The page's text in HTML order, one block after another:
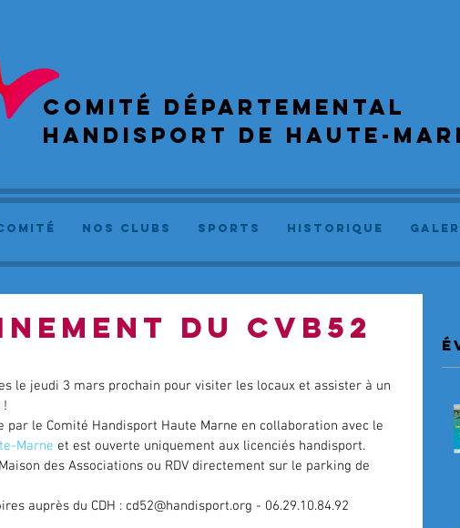
COMIté départemental
handisport de haute-
NOS CLUBS SPORTS Historique
DU CVB52
le jeudi 3 mars prochain pour visiter les locaux et assister à un
!
par le Comité Handisport Haute Marne en collaboration avec le
Marne et est ouverte uniquement aux licenciés handisport.
des Associations ou RDV directement sur le parking de
auprès du CDH : cd52@handisport.org - 06.29.10.84.92